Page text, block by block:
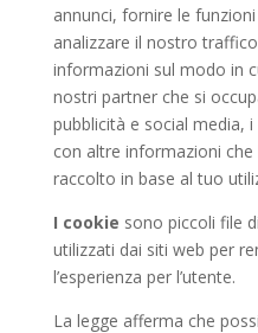
annunci, fornire le
analizzare il nostro
informazioni sul modo in
nostri partner che si
pubblicità e social media,
con altre informazioni
raccolto in base al tuo
I cookie sono piccoli file
utilizzati dai siti web per
l’esperienza per l’utente.
La legge afferma che